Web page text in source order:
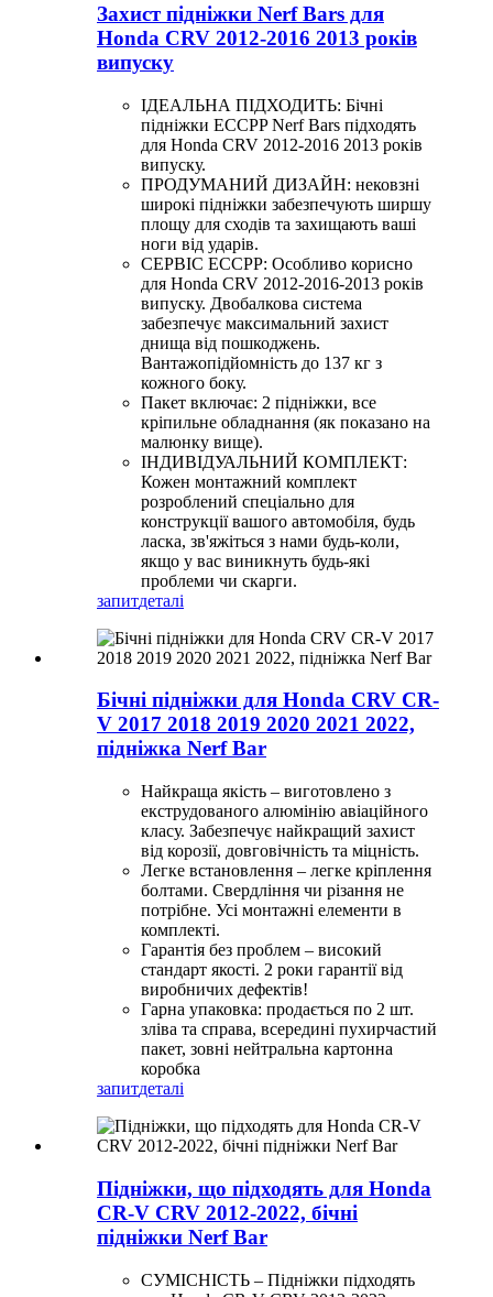
Захист підніжки Nerf Bars для
Honda CRV 2012-2016 2013 років
випуску
ІДЕАЛЬНА ПІДХОДИТЬ: Бічні
підніжки ECCPP Nerf Bars підходять
для Honda CRV 2012-2016 2013 років
випуску.
ПРОДУМАНИЙ ДИЗАЙН: нековзні
широкі підніжки забезпечують ширшу
площу для сходів та захищають ваші
ноги від ударів.
СЕРВІС ECCPP: Особливо корисно
для Honda CRV 2012-2016-2013 років
випуску. Двобалкова система
забезпечує максимальний захист
днища від пошкоджень.
Вантажопідйомність до 137 кг з
кожного боку.
Пакет включає: 2 підніжки, все
кріпильне обладнання (як показано на
малюнку вище).
ІНДИВІДУАЛЬНИЙ КОМПЛЕКТ:
Кожен монтажний комплект
розроблений спеціально для
конструкції вашого автомобіля, будь
ласка, зв'яжіться з нами будь-коли,
якщо у вас виникнуть будь-які
проблеми чи скарги.
запитдеталі
Бічні підніжки для Honda CRV CR-
V 2017 2018 2019 2020 2021 2022,
підніжка Nerf Bar
Найкраща якість – виготовлено з
екструдованого алюмінію авіаційного
класу. Забезпечує найкращий захист
від корозії, довговічність та міцність.
Легке встановлення – легке кріплення
болтами. Свердління чи різання не
потрібне. Усі монтажні елементи в
комплекті.
Гарантія без проблем – високий
стандарт якості. 2 роки гарантії від
виробничих дефектів!
Гарна упаковка: продається по 2 шт.
зліва та справа, всередині пухирчастий
пакет, зовні нейтральна картонна
коробка
запитдеталі
Підніжки, що підходять для Honda
CR-V CRV 2012-2022, бічні
підніжки Nerf Bar
СУМІСНІСТЬ – Підніжки підходять